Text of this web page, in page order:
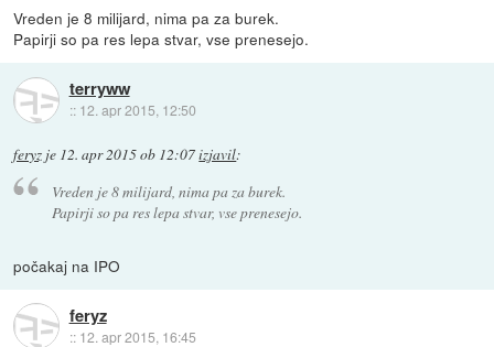
Vreden je 8 milijard, nima pa za burek.
Papirji so pa res lepa stvar, vse prenesejo.
terryww
:: 12. apr 2015, 12:50
feryz je 12. apr 2015 ob 12:07izjavil:
Vreden je 8 milijard, nima pa za burek.
Papirji so pa res lepa stvar, vse prenesejo.
počakaj na IPO
feryz
:: 12. apr 2015, 16:45